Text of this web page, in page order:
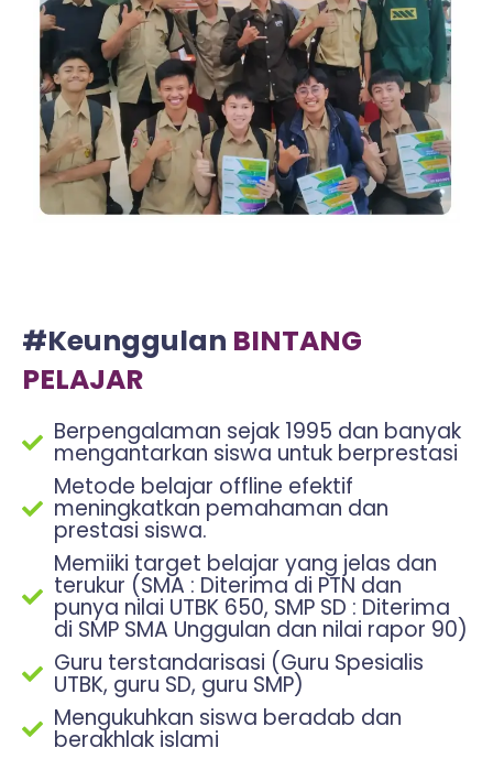
#Keunggulan BINTANG
PELAJAR
Berpengalaman sejak 1995 dan banyak
mengantarkan siswa untuk berprestasi
Metode belajar offline efektif
meningkatkan pemahaman dan
prestasi siswa.
Memiiki target belajar yang jelas dan
terukur (SMA : Diterima di PTN dan
punya nilai UTBK 650, SMP SD : Diterima
di SMP SMA Unggulan dan nilai rapor 90)
Guru terstandarisasi (Guru Spesialis
UTBK, guru SD, guru SMP)
Mengukuhkan siswa beradab dan
berakhlak islami